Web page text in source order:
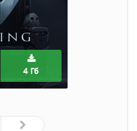
4 Гб